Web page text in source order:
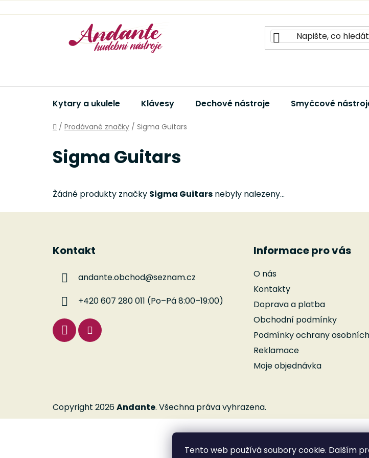
Tento web používá soubory cookie. Dalším
na
Kytary a ukulele Klávesy Dechové nástroje Smyčcové
Domů
/ Prodávané značky / Sigma Guitars
Sigma Guitars
Žádné produkty značky Sigma Guitars nebyly nalezeny...
Kontakt
andante.obchod@seznam.cz
+420 607 280 011 (Po–Pá 8:00–19:00)
Informace pro vás
O nás
Kontakty
Doprava a platba
Obchodní podmínky
Podmínky ochrany
Reklamace
Moje objednávka
Copyright 2026Andante. Všechna práva vyhrazena.